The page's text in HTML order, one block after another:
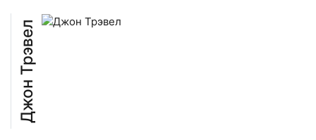
Джон Трэвел